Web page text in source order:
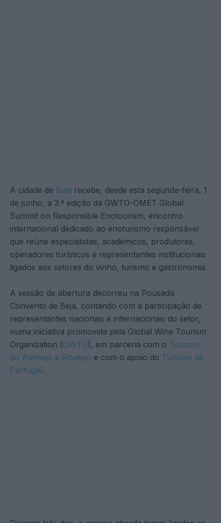
A cidade de Beja recebe, desde esta segunda-feira, 1
de junho, a 3.ª edição da GWTO-OMET Global
Summit on Responsible Enotourism, encontro
internacional dedicado ao enoturismo responsável
que reúne especialistas, académicos, produtores,
operadores turísticos e representantes institucionais
ligados aos setores do vinho, turismo e gastronomia.
A sessão de abertura decorreu na Pousada
Convento de Beja, contando com a participação de
representantes nacionais e internacionais do setor,
numa iniciativa promovida pela Global Wine Tourism
Organization (GWTO), em parceria com o Turismo
do Alentejo e Ribatejo e com o apoio do Turismo de
Portugal.